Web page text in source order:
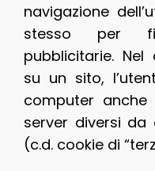
navigazione
stesso per
pubblicitarie.
su un sito,
computer
server diversi
(c.d. cookie di